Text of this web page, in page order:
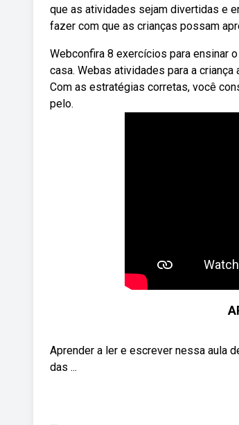
que as atividades sejam divertidas e
fazer com que as crianças possam
Webconfira 8 exercícios para ensinar
casa. Webas atividades para a
Com as estratégias corretas, você
pelo.
Aprender a ler e escrever nessa aula
das ...